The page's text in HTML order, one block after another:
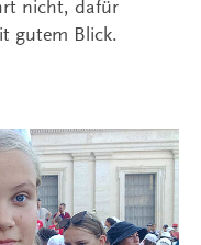
nicht, dafür
gutem Blick.